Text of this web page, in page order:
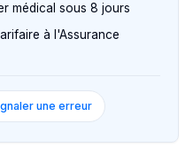
médical sous 8 jours
à l'Assurance
une erreur